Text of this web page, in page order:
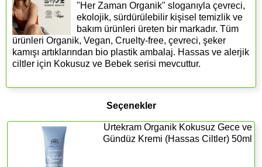
"Her Zaman Organik" sloganıyla çevreci,
ekolojik, sürdürülebilir kişisel temizlik ve
bakım ürünleri üreten bir markadır. Tüm
ürünleri Organik, Vegan, Cruelty-free, çevreci, şeker
kamışı artıklarından bio plastik ambalaj. Hassas ve alerjik
ciltler için Kokusuz ve Bebek serisi mevcuttur.
Seçenekler
Urtekram Organik Kokusuz Gece ve
Gündüz Kremi (Hassas Ciltler) 50ml